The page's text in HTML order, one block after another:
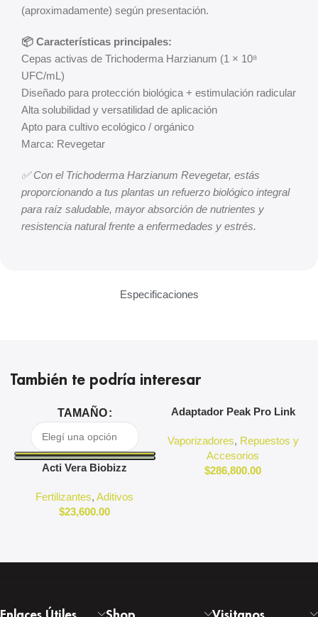
Especificaciones
(aproximadamente) según presentación.
📦 Características principales:
Cepas activas de Trichoderma Harzianum (1 × 10⁸
UFC/mL)
Diseñado para protección biológica + estimulación radicular
Alta solubilidad y versatilidad de aplicación
Apto para cultivo ecológico / orgánico
Marca: Revegetar
✅ Con el Trichoderma Harzianum Revegetar, estás
proporcionando a tus plantas un refuerzo biológico integral
para raíz saludable, mayor absorción de nutrientes y
resistencia natural frente a enfermedades y estrés.
También te podría interesar
TAMAÑO
Acti Vera Biobizz
Fertilizantes,Aditivos
$23,600.00
Adaptador Peak Pro Link
Vaporizadores, Repuestos y
Accesorios
$286,800.00